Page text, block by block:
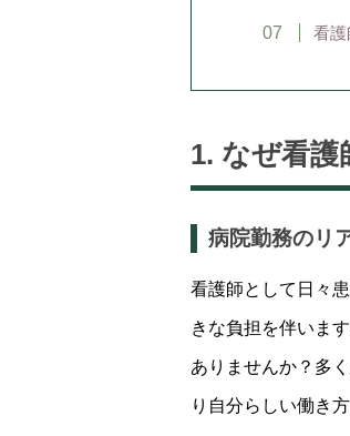
看護
1. なぜ看護
病院勤務のリ
看護師として日々
きな負担を伴いま
ありませんか？多
り自分らしい働き